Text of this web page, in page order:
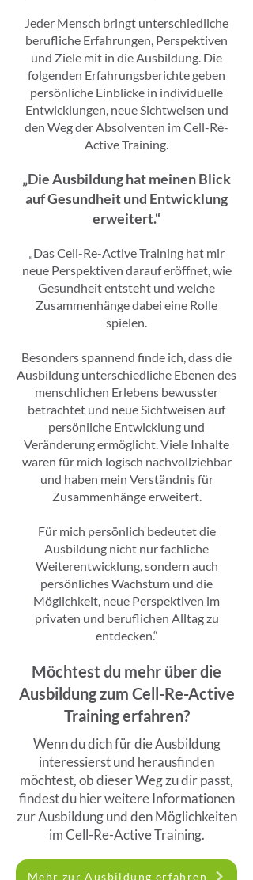
Jeder Mensch bringt unterschiedliche
berufliche Erfahrungen, Perspektiven
und Ziele mit in die Ausbildung. Die
folgenden Erfahrungsberichte geben
persönliche Einblicke in individuelle
Entwicklungen, neue Sichtweisen und
den Weg der Absolventen im Cell-Re-
Active Training.
„Die Ausbildung hat meinen Blick
auf Gesundheit und Entwicklung
erweitert.“
„Das Cell-Re-Active Training hat mir
neue Perspektiven darauf eröffnet, wie
Gesundheit entsteht und welche
Zusammenhänge dabei eine Rolle
spielen.
Besonders spannend finde ich, dass die
Ausbildung unterschiedliche Ebenen des
menschlichen Erlebens bewusster
betrachtet und neue Sichtweisen auf
persönliche Entwicklung und
Veränderung ermöglicht. Viele Inhalte
waren für mich logisch nachvollziehbar
und haben mein Verständnis für
Zusammenhänge erweitert.
Für mich persönlich bedeutet die
Ausbildung nicht nur fachliche
Weiterentwicklung, sondern auch
persönliches Wachstum und die
Möglichkeit, neue Perspektiven im
privaten und beruflichen Alltag zu
entdecken.“
Möchtest du mehr über die
Ausbildung zum Cell-Re-Active
Training erfahren?
Wenn du dich für die Ausbildung
interessierst und herausfinden
möchtest, ob dieser Weg zu dir passt,
findest du hier weitere Informationen
zur Ausbildung und den Möglichkeiten
im Cell-Re-Active Training.
Mehr zur Ausbildung erfahren